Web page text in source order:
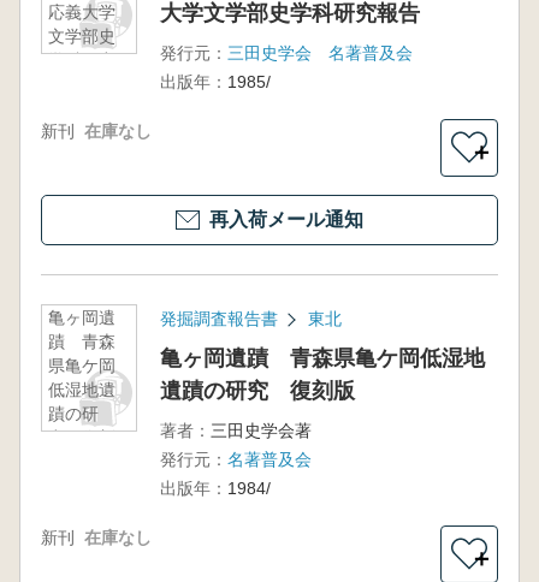
応義大学
文学部史
学科研究
大学文学部史学科研究報告
発行元： 三田史学会 名著普及会
出版年： 1985/
新刊 在庫なし
＋
再入荷メール通知
亀ヶ岡遺
蹟 青森
県亀ケ岡
低湿地遺
蹟の研
究 復刻
発掘調査報告書 東北
亀ヶ岡遺蹟 青森県亀ケ岡低湿地
遺蹟の研究 復刻版
著者： 三田史学会著
発行元： 名著普及会
出版年： 1984/
新刊 在庫なし
＋